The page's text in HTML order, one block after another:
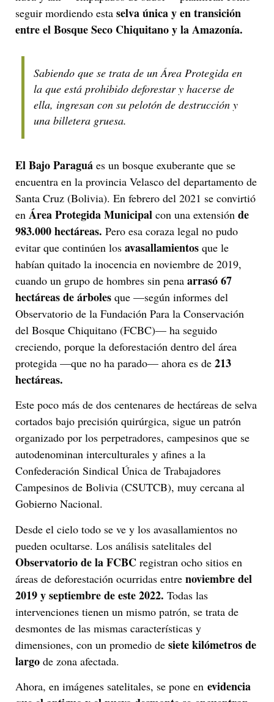
seguir mordiendo esta selva única y en transición
entre el Bosque Seco Chiquitano y la Amazonía.
Sabiendo que se trata de un Área Protegida en
la que está prohibido deforestar y hacerse de
ella, ingresan con su pelotón de destrucción y
una billetera gruesa.
El Bajo Paraguá es un bosque exuberante que se
encuentra en la provincia Velasco del departamento de
Santa Cruz (Bolivia). En febrero del 2021 se convirtió
en Área Protegida Municipal con una extensión de
983.000 hectáreas. Pero esa coraza legal no pudo
evitar que continúen los avasallamientos que le
habían quitado la inocencia en noviembre de 2019,
cuando un grupo de hombres sin pena arrasó 67
hectáreas de árboles que —según informes del
Observatorio de la Fundación Para la Conservación
del Bosque Chiquitano (FCBC)— ha seguido
creciendo, porque la deforestación dentro del área
protegida —que no ha parado— ahora es de 213
hectáreas.
Este poco más de dos centenares de hectáreas de selva
cortados bajo precisión quirúrgica, sigue un patrón
organizado por los perpetradores, campesinos que se
autodenominan interculturales y afines a la
Confederación Sindical Única de Trabajadores
Campesinos de Bolivia (CSUTCB), muy cercana al
Gobierno Nacional.
Desde el cielo todo se ve y los avasallamientos no
pueden ocultarse. Los análisis satelitales del
Observatorio de la FCBC registran ocho sitios en
áreas de deforestación ocurridas entre noviembre del
2019 y septiembre de este 2022. Todas las
intervenciones tienen un mismo patrón, se trata de
desmontes de las mismas características y
dimensiones, con un promedio de siete kilómetros de
largo de zona afectada.
Ahora, en imágenes satelitales, se pone en evidencia